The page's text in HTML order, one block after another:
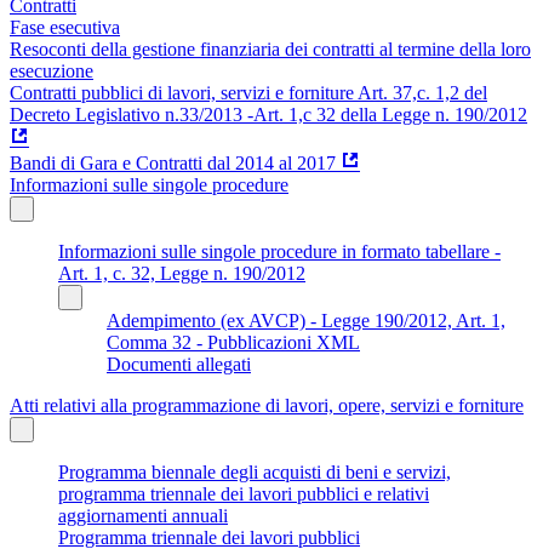
Contratti
Fase esecutiva
Resoconti della gestione finanziaria dei contratti al termine della loro
esecuzione
Contratti pubblici di lavori, servizi e forniture Art. 37,c. 1,2 del
Decreto Legislativo n.33/2013 -Art. 1,c 32 della Legge n. 190/2012
Bandi di Gara e Contratti dal 2014 al 2017
Informazioni sulle singole procedure
Informazioni sulle singole procedure in formato tabellare -
Art. 1, c. 32, Legge n. 190/2012
Adempimento (ex AVCP) - Legge 190/2012, Art. 1,
Comma 32 - Pubblicazioni XML
Documenti allegati
Atti relativi alla programmazione di lavori, opere, servizi e forniture
Programma biennale degli acquisti di beni e servizi,
programma triennale dei lavori pubblici e relativi
aggiornamenti annuali
Programma triennale dei lavori pubblici